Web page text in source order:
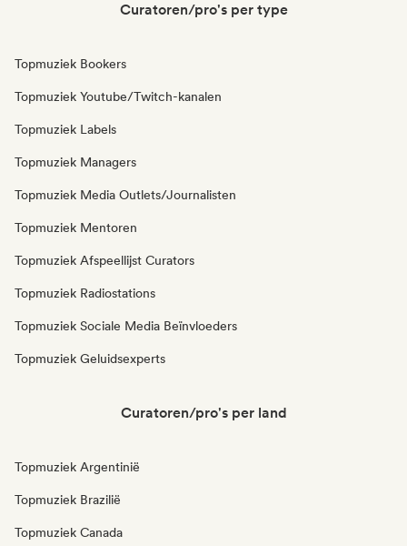
Curatoren/pro's per type
Topmuziek Bookers
Topmuziek Youtube/Twitch-kanalen
Topmuziek Labels
Topmuziek Managers
Topmuziek Media Outlets/Journalisten
Topmuziek Mentoren
Topmuziek Afspeellijst Curators
Topmuziek Radiostations
Topmuziek Sociale Media Beïnvloeders
Topmuziek Geluidsexperts
Curatoren/pro's per land
Topmuziek Argentinië
Topmuziek Brazilië
Topmuziek Canada